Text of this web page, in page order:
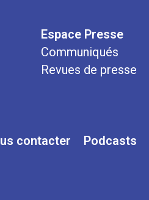
Espace Presse
Communiqués
Revues de presse
contacter Podcasts